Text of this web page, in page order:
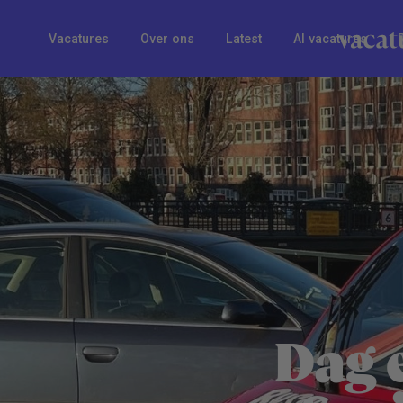
Vacatures Over ons Latest AI vacatures
Dag